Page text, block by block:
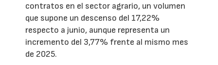
contratos en el sector agrario, un volumen
que supone un descenso del 17,22%
respecto a junio, aunque representa un
incremento del 3,77% frente al mismo mes
de 2025.